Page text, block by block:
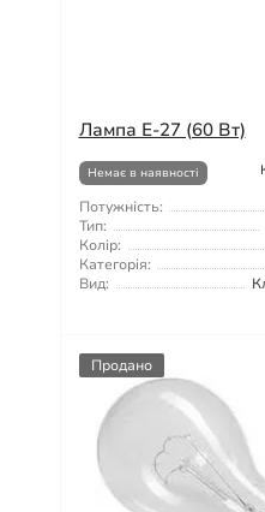
Лампа Е-27 (60 Вт)
Немає в наявності
Потужність:
Тип:
Колір:
Категорія:
Вид:
Продано